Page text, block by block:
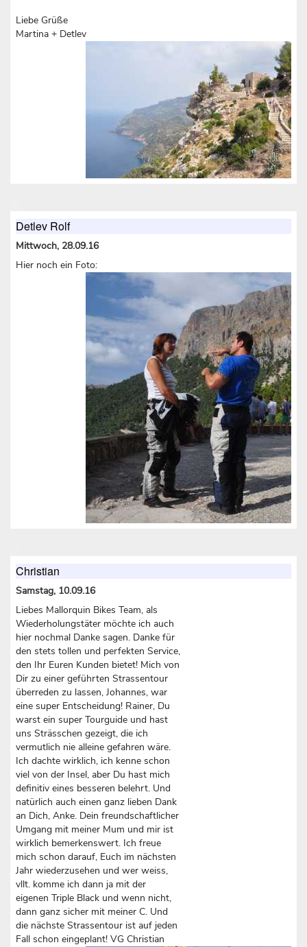
Liebe Grüße
Martina + Detlev
Detlev Rolf
Mittwoch, 28.09.16
Hier noch ein Foto:
Christian
Samstag, 10.09.16
Liebes Mallorquin Bikes Team, als
Wiederholungstäter möchte ich auch
hier nochmal Danke sagen. Danke für
den stets tollen und perfekten Service,
den Ihr Euren Kunden bietet! Mich von
Dir zu einer geführten Strassentour
überreden zu lassen, Johannes, war
eine super Entscheidung! Rainer, Du
warst ein super Tourguide und hast
uns Strässchen gezeigt, die ich
vermutlich nie alleine gefahren wäre.
Ich dachte wirklich, ich kenne schon
viel von der Insel, aber Du hast mich
definitiv eines besseren belehrt. Und
natürlich auch einen ganz lieben Dank
an Dich, Anke. Dein freundschaftlicher
Umgang mit meiner Mum und mir ist
wirklich bemerkenswert. Ich freue
mich schon darauf, Euch im nächsten
Jahr wiederzusehen und wer weiss,
vllt. komme ich dann ja mit der
eigenen Triple Black und wenn nicht,
dann ganz sicher mit meiner C. Und
die nächste Strassentour ist auf jeden
Fall schon eingeplant! VG Christian